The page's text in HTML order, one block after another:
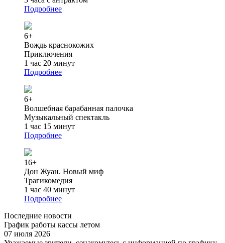
Подробнее
6+
Вождь краснокожих
Приключения
1 час 20 минут
Подробнее
6+
Волшебная барабанная палочка
Музыкальный спектакль
1 час 15 минут
Подробнее
16+
Дон Жуан. Новый миф
Трагикомедия
1 час 40 минут
Подробнее
Последние новости
График работы кассы летом
07 июля 2026